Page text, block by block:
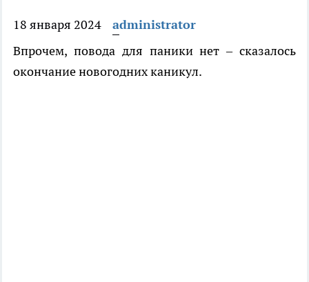
18 января 2024
administrator
Впрочем, повода для паники нет – сказалось
окончание новогодних каникул.